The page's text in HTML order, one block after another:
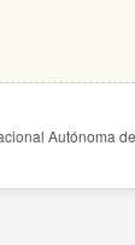
Autónoma